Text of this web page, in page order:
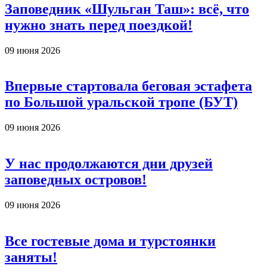
Заповедник «Шульган Таш»: всё, что
нужно знать перед поездкой!
09 июня 2026
Впервые стартовала беговая эстафета
по Большой уральской тропе (БУТ)
09 июня 2026
У нас продолжаются дни друзей
заповедных островов!
09 июня 2026
Все гостевые дома и турстоянки
заняты!